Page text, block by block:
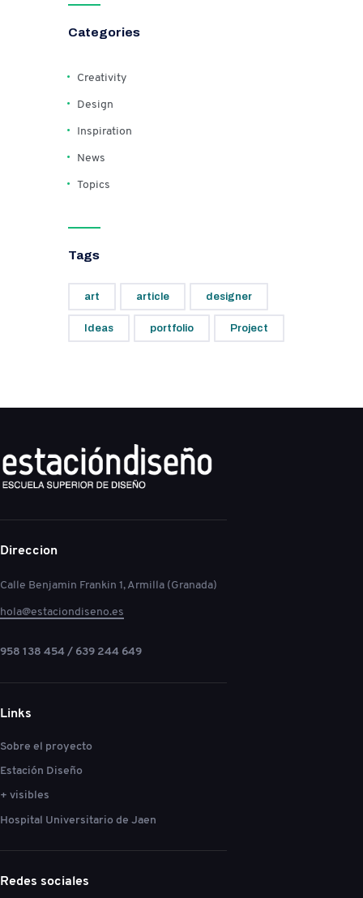
Categories
Creativity
Design
Inspiration
News
Topics
Tags
art article designer
Ideas portfolio Project
Direccion
Calle Benjamin Frankin 1, Armilla (Granada)
hola@estaciondiseno.es
958 138 454 / 639 244 649
Links
Sobre el proyecto
Estación Diseño
+ visibles
Hospital Universitario de Jaen
Redes sociales